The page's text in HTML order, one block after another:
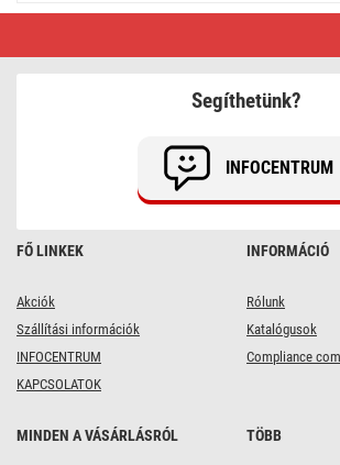
LED
FŐ LINKEK
Akciók
Szállítási információk
INFOCENTRUM
KAPCSOLATOK
INFORMÁCIÓ
Rólunk
Katalógusok
Compliance
MINDEN A VÁSÁRLÁSRÓL TÖBB
Segíthetünk?
INFOCENTRUM